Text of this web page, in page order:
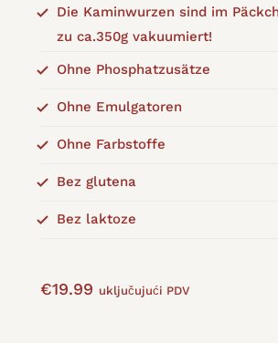
Die Kaminwurzen sind im
zu ca.350g vakuumiert!
Ohne Phosphatzusätze
Ohne Emulgatoren
Ohne Farbstoffe
Bez glutena
Bez laktoze
€19.99 uključujući PDV